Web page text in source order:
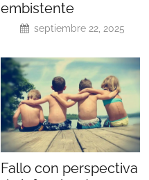
embistente
septiembre 22, 2025
Fallo con perspectiva